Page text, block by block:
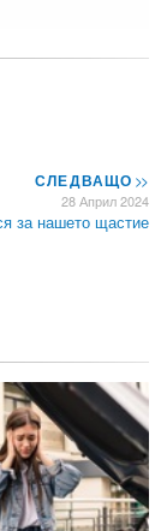
СЛЕДВАЩО>>
28 Април 2024
за нашето щастие